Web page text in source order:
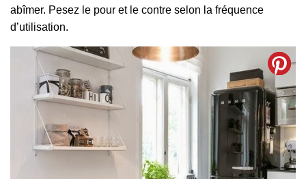
abîmer. Pesez le pour et le contre selon la fréquence
d’utilisation.